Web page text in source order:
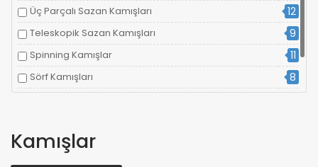
Üç Parçalı Sazan Kamışları 12
Teleskopik Sazan Kamışları 9
Spinning Kamışlar 11
Sörf Kamışları 8
Kamışlar